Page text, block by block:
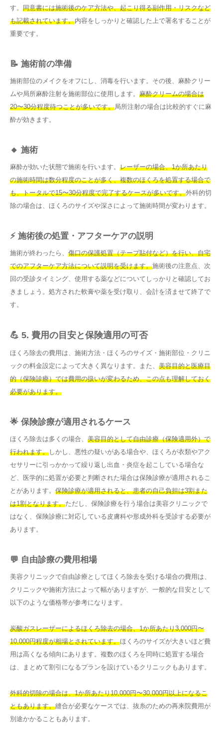
す。 同意書には施術後のケア方法や、起こり得る副作用・リスクなど
も記載されています。内容をしっかりと確認した上で署名することが
重要です。
📝 施術前の準備
施術部位のメイクをオフにし、消毒を行います。その後、麻酔クリー
ムや局所麻酔注射を施術部位に使用します。 麻酔クリームの場合は
20〜30分程度待つことが多いです。局所注射の場合は比較的すぐに麻
酔が効きます。
🔸 施術
麻酔が効いた状態で施術を行います。 レーザーの場合、1か所あたり
の施術時間は数分程度のことが多く、複数のほくろを処置する場合で
も、トータルで15〜30分程度で完了するケースが多いです。外科的切
除の場合は、ほくろのサイズや深さによって施術時間が変わります。
⚡ 施術後の処置・アフターケアの説明
施術が終わったら、 傷口の保護処置（テープ貼付など）を行い、自宅
でのアフターケア方法について説明を受けます。施術後の注意点、次
回の受診タイミング、使用する薬などについてしっかりと確認してお
きましょう。処方された軟膏や薬を受け取り、会計を済ませて終了で
す。
💪 5. 費用の目安と保険適用の可否
ほくろ除去の費用は、施術方法・ほくろのサイズ・施術部位・クリニ
ックの料金設定によって大きく異なります。また、 美容目的と医療目
的（保険診療）では費用の扱いが変わるため、この点も理解しておく
必要があります。
🌟 保険診療が適用されるケース
ほくろ除去は多くの場合、 美容目的として自由診療（保険適用外）で
行われます。しかし、悪性の疑いがある場合や、ほくろが衣類やアク
セサリーに引っかかって繰り返し出血・炎症を起こしている場合な
ど、医学的に処置が必要と判断された場合は保険診療が適用されるこ
とがあります。 保険診療が適用されると、患者の自己負担は3割また
は1割となります。ただし、保険診療を行う場合は美容クリニックで
はなく、保険診療に対応している皮膚科や形成外科を受診する必要が
あります。
💬 自由診療の費用相場
美容クリニックで自由診療としてほくろ除去を受ける場合の費用は、
クリニックや施術方法によって幅がありますが、一般的な目安として
以下のような価格帯が参考になります。
炭酸ガスレーザーによるほくろ除去の場合、1か所あたり3,000円〜
10,000円程度が相場とされています。ほくろのサイズが大きいほど費
用は高くなる傾向にあります。複数のほくろを同時に処置する場合
は、まとめて割引になるプランを設けているクリニックもあります。
外科的切除の場合は、1か所あたり10,000円〜30,000円以上になるこ
ともあります。縫合が必要なケースでは、抜糸のための再来院費用が
別途かかることもあります。